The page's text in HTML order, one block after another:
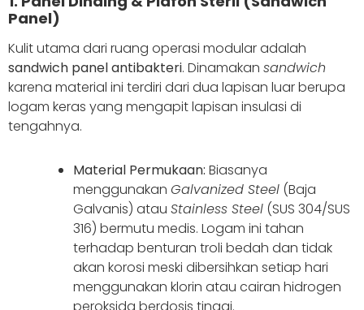
Panel)
Kulit utama dari ruang operasi modular adalah
sandwich panel antibakteri. Dinamakan sandwich
karena material ini terdiri dari dua lapisan luar berupa
logam keras yang mengapit lapisan insulasi di
tengahnya.
Material Permukaan: Biasanya
menggunakan Galvanized Steel (Baja
Galvanis) atau Stainless Steel (SUS 304/SUS
316) bermutu medis. Logam ini tahan
terhadap benturan troli bedah dan tidak
akan korosi meski dibersihkan setiap hari
menggunakan klorin atau cairan hidrogen